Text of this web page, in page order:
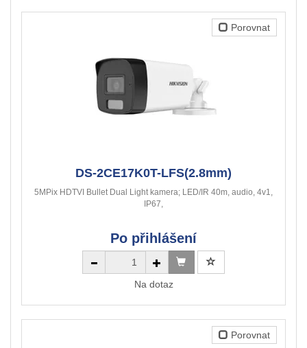
Porovnat
DS-2CE17K0T-LFS(2.8mm)
5MPix HDTVI Bullet Dual Light kamera; LED/IR 40m, audio, 4v1,
IP67,
Po přihlášení
Na dotaz
Porovnat